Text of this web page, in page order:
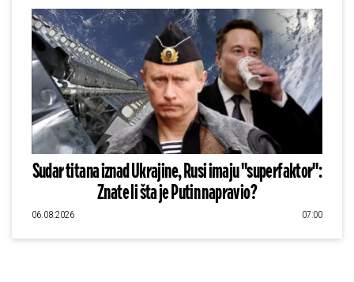
Sudar titana iznad Ukrajine, Rusi imaju "superfaktor":
Znate li šta je Putin napravio?
06.08.2026 07:00